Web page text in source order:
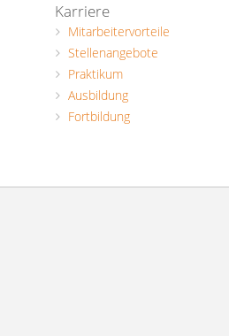
Karriere
Mitarbeitervorteile
Stellenangebote
Praktikum
Ausbildung
Fortbildung